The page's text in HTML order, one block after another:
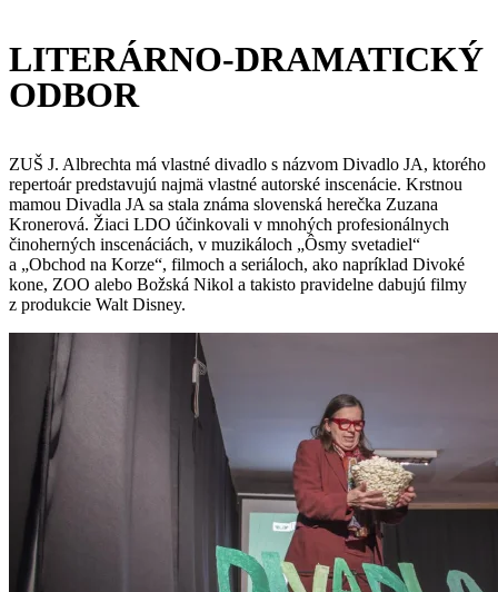
LITERÁRNO-DRAMATICKÝ
ODBOR
ZUŠ J. Albrechta má vlastné divadlo s názvom Divadlo JA, ktorého
repertoár predstavujú najmä vlastné autorské inscenácie. Krstnou
mamou Divadla JA sa stala známa slovenská herečka Zuzana
Kronerová. Žiaci LDO účinkovali v mnohých profesionálnych
činoherných inscenáciách, v muzikáloch „Ôsmy svetadiel“
a „Obchod na Korze“, filmoch a seriáloch, ako napríklad Divoké
kone, ZOO alebo Božská Nikol a takisto pravidelne dabujú filmy
z produkcie Walt Disney.